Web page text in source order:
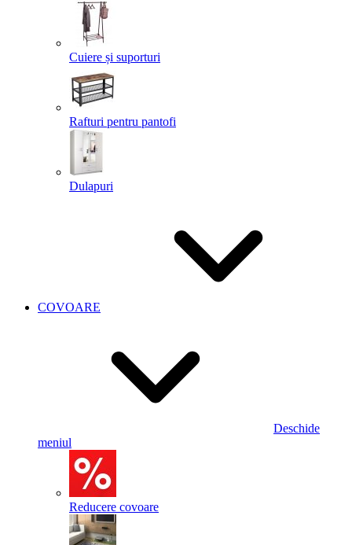
Cuiere și suporturi
Rafturi pentru pantofi
Dulapuri
COVOARE
Deschide
meniul
Reducere covoare